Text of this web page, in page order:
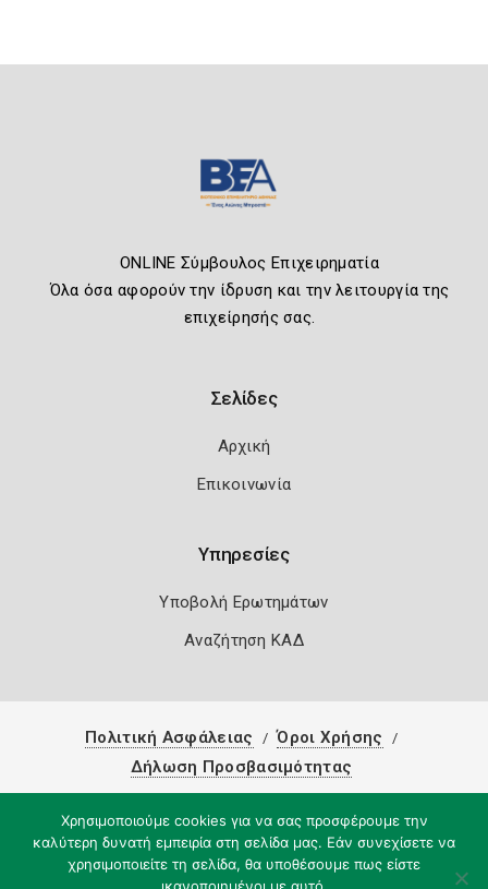
ONLINE Σύμβουλος Επιχειρηματία
Όλα όσα αφορούν την ίδρυση και την λειτουργία της
επιχείρησής σας.
Σελίδες
Αρχική
Επικοινωνία
Υπηρεσίες
Υποβολή Ερωτημάτων
Αναζήτηση ΚΑΔ
Πολιτική Ασφάλειας
Όροι Χρήσης
Δήλωση Προσβασιμότητας
Χρησιμοποιούμε cookies για να σας προσφέρουμε την
καλύτερη δυνατή εμπειρία στη σελίδα μας. Εάν συνεχίσετε να
χρησιμοποιείτε τη σελίδα, θα υποθέσουμε πως είστε